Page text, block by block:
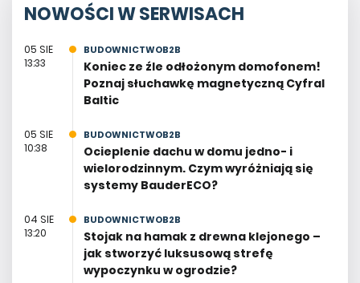
NOWOŚCI W SERWISACH
05 SIE
13:33
BUDOWNICTWOB2B
Koniec ze źle odłożonym domofonem!
Poznaj słuchawkę magnetyczną Cyfral
Baltic
05 SIE
10:38
BUDOWNICTWOB2B
Ocieplenie dachu w domu jedno- i
wielorodzinnym. Czym wyróżniają się
systemy BauderECO?
04 SIE
13:20
BUDOWNICTWOB2B
Stojak na hamak z drewna klejonego –
jak stworzyć luksusową strefę
wypoczynku w ogrodzie?